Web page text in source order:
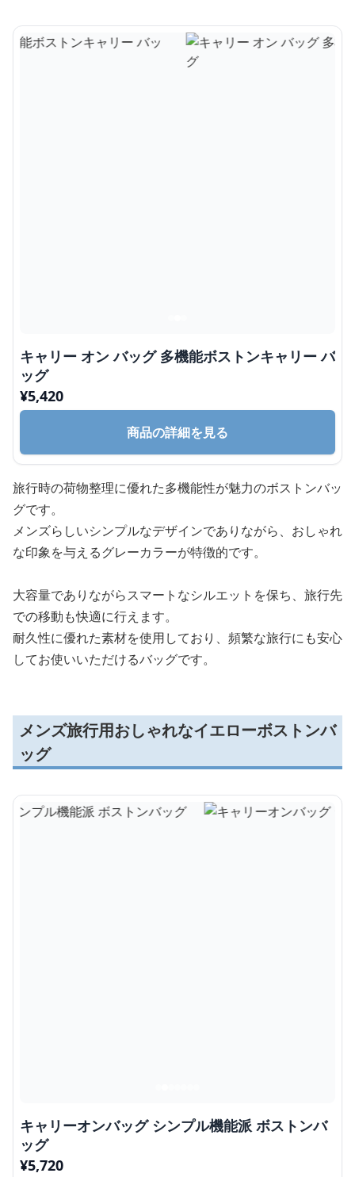
キャリー オン バッグ 多機能ボストンキャリー バ
ッグ
¥5,420
商品の詳細を見る
旅行時の荷物整理に優れた多機能性が魅力のボストンバッ
グです。
メンズらしいシンプルなデザインでありながら、おしゃれ
な印象を与えるグレーカラーが特徴的です。
大容量でありながらスマートなシルエットを保ち、旅行先
での移動も快適に行えます。
耐久性に優れた素材を使用しており、頻繁な旅行にも安心
してお使いいただけるバッグです。
メンズ旅行用おしゃれなイエローボストンバ
ッグ
キャリーオンバッグ シンプル機能派 ボストンバ
ッグ
¥5,720